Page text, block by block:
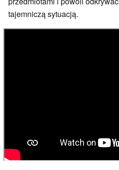
tajemniczą sytuacją.